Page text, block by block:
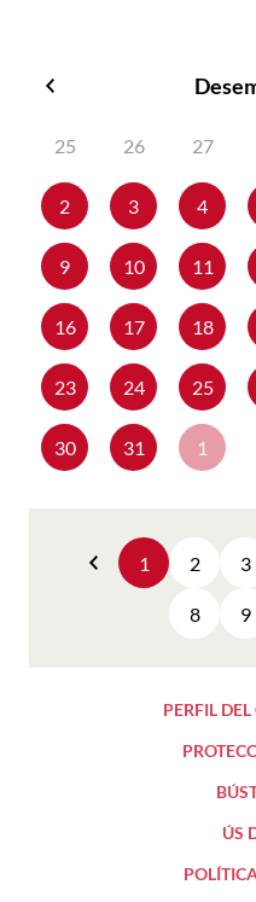
25
26 27
2 3 4
9 10 11
16 17 18
23 24 25
30 31 1
Anterior
1 2 3
8 9
PERFIL
ÚS